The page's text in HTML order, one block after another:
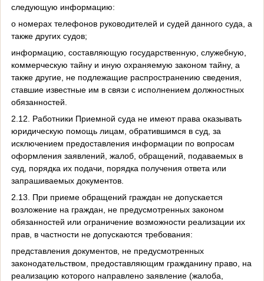
следующую информацию:
о номерах телефонов руководителей и судей данного суда, а
также других судов;
информацию, составляющую государственную, служебную,
коммерческую тайну и иную охраняемую законом тайну, а
также другие, не подлежащие распространению сведения,
ставшие известные им в связи с исполнением должностных
обязанностей.
2.12. Работники Приемной суда не имеют права оказывать
юридическую помощь лицам, обратившимся в суд, за
исключением предоставления информации по вопросам
оформления заявлений, жалоб, обращений, подаваемых в
суд, порядка их подачи, порядка получения ответа или
запрашиваемых документов.
2.13. При приеме обращений граждан не допускается
возложение на граждан, не предусмотренных законом
обязанностей или ограничение возможности реализации их
прав, в частности не допускаются требования:
представления документов, не предусмотренных
законодательством, предоставляющим гражданину право, на
реализацию которого направлено заявление (жалоба,